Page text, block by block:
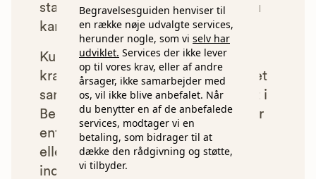
Begravelsesguiden henviser til
en række nøje udvalgte services,
herunder nogle, som vi selv har
udviklet. Services der ikke lever
op til vores krav, eller af andre
årsager, ikke samarbejder med
os, vil ikke blive anbefalet. Når
du benytter en af de anbefalede
services, modtager vi en
betaling, som bidrager til at
dække den rådgivning og støtte,
vi tilbyder.
statistiske pris- og kvalitetskrav. Du
kan læse mere om vores kravher.
Kun bedemænd der lever op til
kravene har mulighed for at indgå et
samarbejde med os om at blive vist i
Begravelsesguiden. Bedemænd der
enten ikke lever op til vores krav,
eller som af andre årsager ikke har
indgået et samarbejde med os, vil